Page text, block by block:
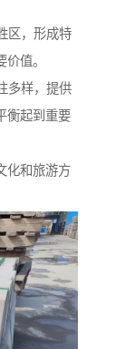
区，形成特
值。
多样，提供
衡起到重要
化和旅游方